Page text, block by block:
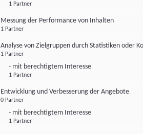
1 Partner
Messung der Performance von Inhalten
1 Partner
Analyse von Zielgruppen durch Statistiken oder
1 Partner
- mit berechtigtem Interesse
1 Partner
Entwicklung und Verbesserung der Angebote
0 Partner
- mit berechtigtem Interesse
1 Partner